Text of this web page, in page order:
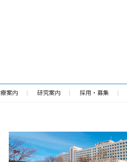
案内 研究案内 採用・募集